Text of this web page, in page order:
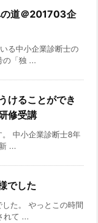
道＠201703企
る中小企業診断士の
の「独 ...
けることができ
修受講
中小企業診断士8年
...
でした
た。 やっとこの時間
れて ...